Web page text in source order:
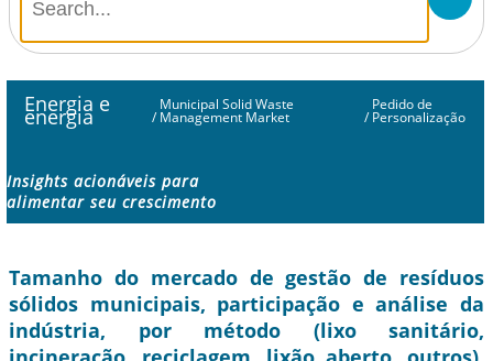
Energia e
energia /
Municipal Solid Waste
Management Market /
Pedido de
Personalização
Insights acionáveis ​​para
alimentar seu crescimento
Tamanho do mercado de gestão de resíduos
sólidos municipais, participação e análise da
indústria, por método (lixo sanitário,